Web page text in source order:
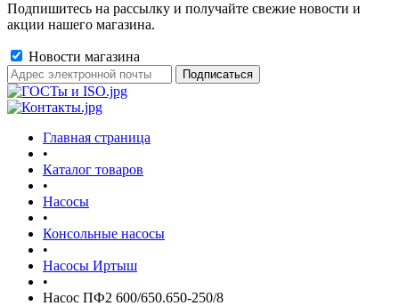
Подпишитесь на рассылку и получайте свежие новости и
акции нашего магазина.
Новости магазина
Главная страница
•
Каталог товаров
•
Насосы
•
Консольные насосы
•
Насосы Иртыш
•
Насос ПФ2 600/650.650-250/8